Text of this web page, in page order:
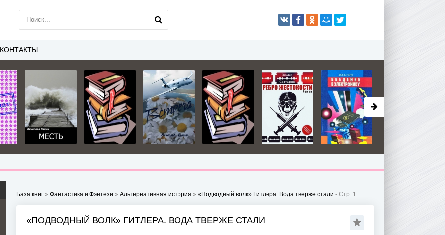
База книг » Фантастика и Фэнтези » Альтернативная история » «Подводный волк» Гитлера. Вода тверже стали - Стр. 1
«ПОДВОДНЫЙ ВОЛК» ГИТЛЕРА. ВОДА ТВЕРЖЕ СТАЛИ
КОНТАКТЫ